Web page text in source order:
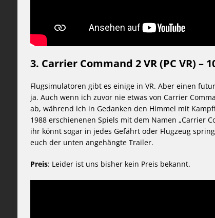
3. Carrier Command 2 VR (PC VR) –
Flugsimulatoren gibt es einige in VR. Aber einen
ja. Auch wenn ich zuvor nie etwas von Carrier
ab, während ich in Gedanken den Himmel mit
1988 erschienenen Spiels mit dem Namen „Carrier
ihr könnt sogar in jedes Gefährt oder Flugzeug
euch der unten angehängte Trailer.
Preis: Leider ist uns bisher kein Preis bekannt.